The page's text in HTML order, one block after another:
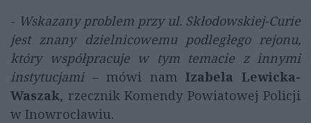
- Wskazany problem przy ul. Skłodowskiej-Curie
jest znany dzielnicowemu podległego rejonu,
który współpracuje w tym temacie z innymi
instytucjami– mówi namIzabela Lewicka-
Waszak, rzecznik Komendy Powiatowej Policji
w Inowrocławiu.